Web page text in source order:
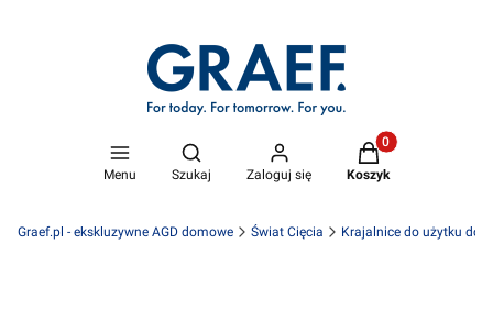
Menu
Otwórz wyszukiwarkę
Szukaj Zaloguj się
Produkty w
Koszyk
Graef.pl - ekskluzywne AGD domowe Świat Cięcia Krajalnice do użytku